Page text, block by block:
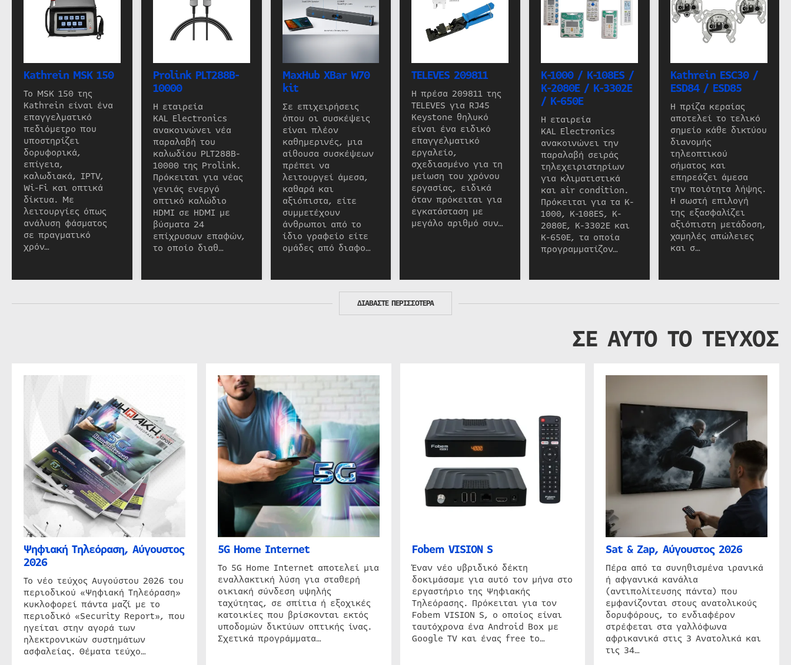
Kathrein MSK 150
Το MSK 150 της
Kathrein είναι ένα
επαγγελματικό
πεδιόμετρο που
υποστηρίζει
δορυφορικά,
επίγεια,
καλωδιακά, IPTV,
Wi-Fi και οπτικά
δίκτυα. Με
λειτουργίες όπως
ανάλυση φάσματος
σε πραγματικό
χρόν…
Prolink PLT288B-
10000
Η εταιρεία
KAL Electronics
ανακοινώνει νέα
παραλαβή του
καλωδίου PLT288B-
10000 της Prolink.
Πρόκειται για νέας
γενιάς ενεργό
οπτικό καλώδιο
HDMI σε HDMI με
βύσματα 24
επίχρυσων επαφών,
το οποίο διαθ…
MaxHub XBar W70
kit
Σε επιχειρήσεις
όπου οι συσκέψεις
είναι πλέον
καθημερινές, μια
αίθουσα συσκέψεων
πρέπει να
λειτουργεί άμεσα,
καθαρά και
αξιόπιστα, είτε
συμμετέχουν
άνθρωποι από το
ίδιο γραφείο είτε
ομάδες από διαφο…
TELEVES 209811
Η πρέσα 209811 της
TELEVES για RJ45
Keystone θηλυκό
είναι ένα ειδικό
επαγγελματικό
εργαλείο,
σχεδιασμένο για τη
μείωση του χρόνου
εργασίας, ειδικά
όταν πρόκειται για
εγκατάσταση με
μεγάλο αριθμό συν…
K-1000 / K-108ES /
K-2080E / K-3302E
/ K-650E
Η εταιρεία
KAL Electronics
ανακοινώνει την
παραλαβή σειράς
τηλεχειριστηρίων
για κλιματιστικά
και air condition.
Πρόκειται για τα K-
1000, K-108ES, K-
2080E, K-3302E και
K-650E, τα οποία
προγραμματίζον…
Kathrein ESC30 /
ESD84 / ESD85
Η πρίζα κεραίας
αποτελεί το τελικό
σημείο κάθε δικτύου
διανομής
τηλεοπτικού
σήματος και
επηρεάζει άμεσα
την ποιότητα λήψης.
Η σωστή επιλογή
της εξασφαλίζει
αξιόπιστη μετάδοση,
χαμηλές απώλειες
και σ…
ΔΙΑΒΑΣΤΕ ΠΕΡΙΣΣΟΤΕΡΑ
ΣΕ ΑΥΤΟ ΤΟ ΤΕΥΧΟΣ
Ψηφιακή Τηλεόραση, Αύγουστος
2026
Το νέο τεύχος Αυγούστου 2026 του
περιοδικού «Ψηφιακή Τηλεόραση»
κυκλοφορεί πάντα μαζί με το
περιοδικό «Security Report», που
ηγείται στην αγορά των
ηλεκτρονικών συστημάτων
ασφαλείας. Θέματα τεύχο…
5G Home Internet
Το 5G Home Internet αποτελεί μια
εναλλακτική λύση για σταθερή
οικιακή σύνδεση υψηλής
ταχύτητας, σε σπίτια ή εξοχικές
κατοικίες που βρίσκονται εκτός
υποδομών δικτύων οπτικής ίνας.
Σχετικά προγράμματα…
Fobem VISION S
Έναν νέο υβριδικό δέκτη
δοκιμάσαμε για αυτό τον μήνα στο
εργαστήριο της Ψηφιακής
Τηλεόρασης. Πρόκειται για τον
Fobem VISION S, ο οποίος είναι
ταυτόχρονα ένα Android Box με
Google TV και ένας free to…
Sat & Zap, Αύγουστος 2026
Πέρα από τα συνηθισμένα ιρανικά
ή αφγανικά κανάλια
(αντιπολίτευσης πάντα) που
εμφανίζονται στους ανατολικούς
δορυφόρους, το ενδιαφέρον
στρέφεται στα γαλλόφωνα
αφρικανικά στις 3 Ανατολικά και
τις 34…